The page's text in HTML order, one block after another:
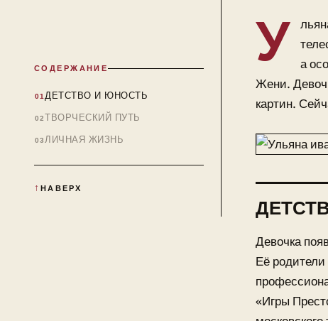
СОДЕРЖАНИЕ
ДЕТСТВО И ЮНОСТЬ
ТВОРЧЕСКИЙ ПУТЬ
ЛИЧНАЯ ЖИЗНЬ
НАВЕРХ
У
а
Жени.
картин.
Девочка
Её
«Игры